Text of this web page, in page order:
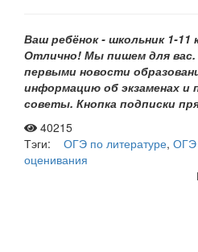
Ваш ребёнок - школьник 1-
Отлично! Мы пишем для вас.
первыми новости
информацию об экзаменах и
советы. Кнопка подписки
40215
Тэги:
ОГЭ по литературе, ОГЭ
оценивания